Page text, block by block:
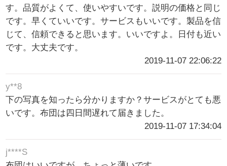
す。品質がよくて、使いやすいです。説明の価格と同じ
です。早くていいです。サービスもいいです。製品を信
じて、信頼できると思います。いいですよ。日付も近い
です。大丈夫です。
2019-11-07 22:06:22
y**8
下の写真を知ったら分かりますか？サービスがとても悪
いです。布団は四日間遅れて届きました。
2019-11-07 17:34:04
j****S